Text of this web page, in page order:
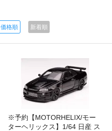
価格順 新着順
※予約【MOTORHELIX/モー
ターヘリックス】1/64 日産 ス